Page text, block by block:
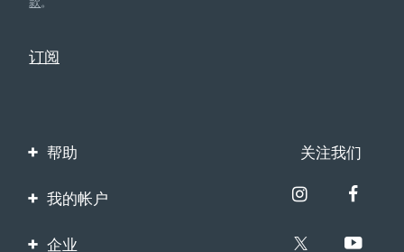
帮助
联系我们
关注我们
我的帐户
产品注册
企业